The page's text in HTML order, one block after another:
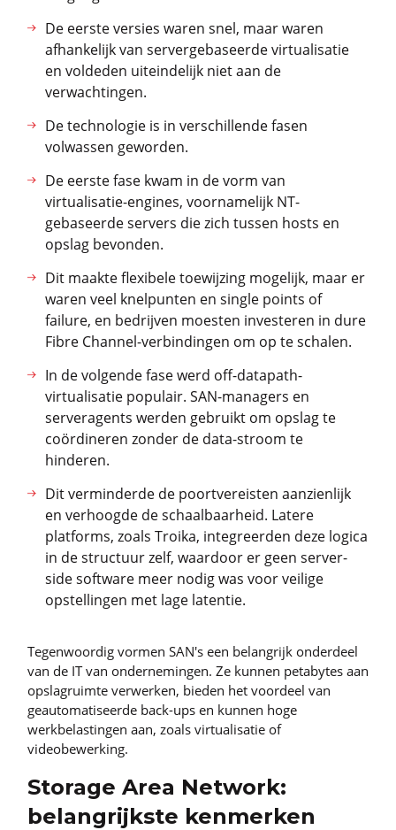
De eerste versies waren snel, maar waren
afhankelijk van servergebaseerde virtualisatie
en voldeden uiteindelijk niet aan de
verwachtingen.
De technologie is in verschillende fasen
volwassen geworden.
De eerste fase kwam in de vorm van
virtualisatie-engines, voornamelijk NT-
gebaseerde servers die zich tussen hosts en
opslag bevonden.
Dit maakte flexibele toewijzing mogelijk, maar er
waren veel knelpunten en single points of
failure, en bedrijven moesten investeren in dure
Fibre Channel-verbindingen om op te schalen.
In de volgende fase werd off-datapath-
virtualisatie populair. SAN-managers en
serveragents werden gebruikt om opslag te
coördineren zonder de data-stroom te
hinderen.
Dit verminderde de poortvereisten aanzienlijk
en verhoogde de schaalbaarheid. Latere
platforms, zoals Troika, integreerden deze logica
in de structuur zelf, waardoor er geen server-
side software meer nodig was voor veilige
opstellingen met lage latentie.
Tegenwoordig vormen SAN's een belangrijk onderdeel
van de IT van ondernemingen. Ze kunnen petabytes aan
opslagruimte verwerken, bieden het voordeel van
geautomatiseerde back-ups en kunnen hoge
werkbelastingen aan, zoals virtualisatie of
videobewerking.
Storage Area Network:
belangrijkste kenmerken